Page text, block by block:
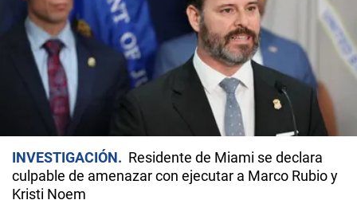
INVESTIGACIÓN
Residente de Miami se declara
culpable de amenazar con ejecutar a Marco Rubio y
Kristi Noem